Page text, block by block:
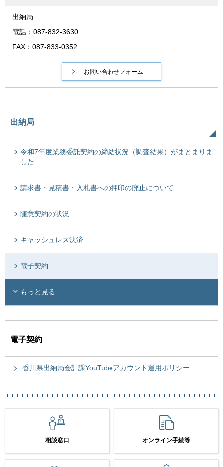
出納局
電話：087-832-3630
FAX：087-833-0352
出納局
令和7年度業務委託契約の締結状況（調査結果）がまとまりま
した
請求書・見積書・入札書への押印の廃止について
随意契約の状況
キャッシュレス決済
電子契約
もっと見る
電子契約
香川県出納局会計課YouTubeアカウント運用ポリシー
相談窓口 オンライン手続等